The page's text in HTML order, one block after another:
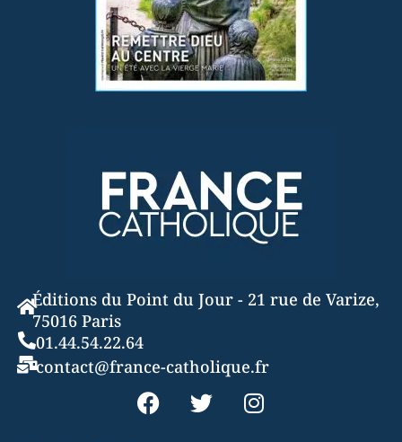
Éditions du Point du Jour - 21 rue de Varize,
75016 Paris
01.44.54.22.64
contact@france-catholique.fr